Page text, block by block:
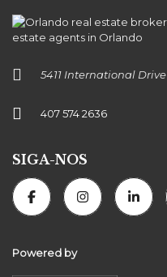
5411 International Drive
407 574 2636
SIGA-NOS
Powered by